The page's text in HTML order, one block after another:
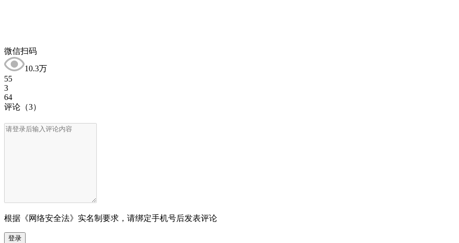
微信扫码
10.3万
55
3
64
评论 （3）
根据《网络安全法》实名制要求，请绑定手机号后发表评论
登录